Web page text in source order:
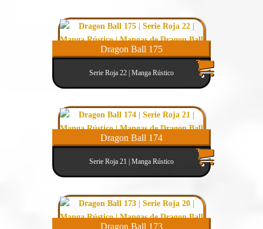
Dragon Ball 175
Serie Roja 22 | Manga Rústico
Dragon Ball 174
Serie Roja 21 | Manga Rústico
Dragon Ball 173